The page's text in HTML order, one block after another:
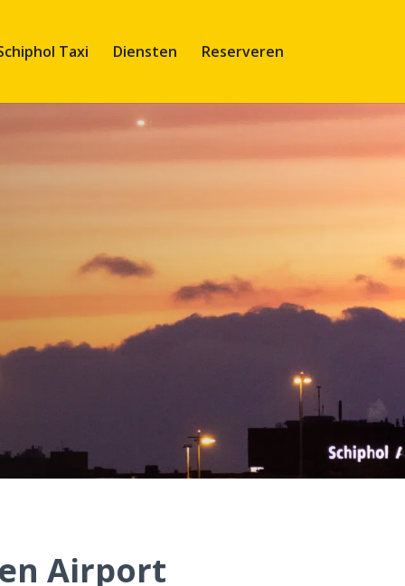
Taxi Diensten Reserveren
Airport